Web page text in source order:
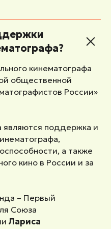
кинематографа
общественной
России»
поддержка и
а также
кино в России и за
– Первый
Союза
Лариса